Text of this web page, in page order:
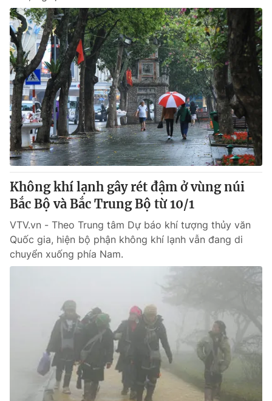
Không khí lạnh gây rét đậm ở vùng núi
Bắc Bộ và Bắc Trung Bộ từ 10/1
VTV.vn - Theo Trung tâm Dự báo khí tượng thủy văn
Quốc gia, hiện bộ phận không khí lạnh vẫn đang di
chuyển xuống phía Nam.